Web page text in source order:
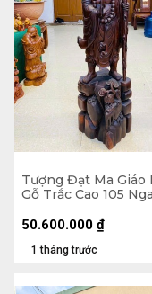
Tượng Đạt Ma Giáo
Gỗ Trắc Cao 105
1 tháng trước
50.600.000 ₫